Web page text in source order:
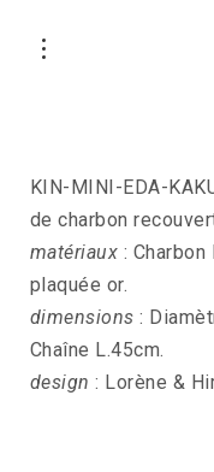
KIN-MINI-EDA-
de charbon
matériaux : Charbon
plaquée or.
dimensions :
Chaîne L.45cm.
design : Lorène &